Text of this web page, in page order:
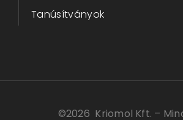
Tanúsítványok
©2026 Kriomol Kft. –